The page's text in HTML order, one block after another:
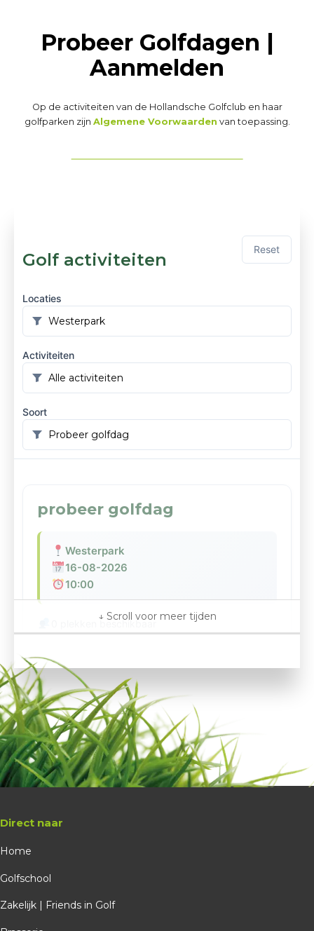
Probeer Golfdagen |
Aanmelden
Op de activiteiten van de Hollandsche Golfclub en haar
golfparken zijn Algemene Voorwaarden van toepassing.
Golf activiteiten
Reset
Locaties
Activiteiten
Soort
probeer golfdag
Westerpark
16-08-2026
10:00
0 plekken beschikbaar
Golfschool
Martin Smit
Probeer Golfdag
Vol geboekt
Direct naar
Home
Golfschool
Zakelijk | Friends in Golf